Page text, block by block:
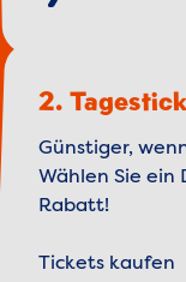
2.
Günstiger,
Wählen Sie ein
Rabatt!
Tickets kaufen